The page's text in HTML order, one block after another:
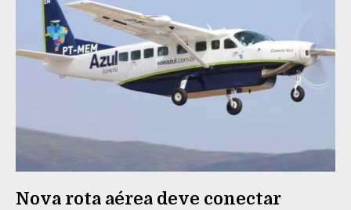
Nova rota aérea deve conectar